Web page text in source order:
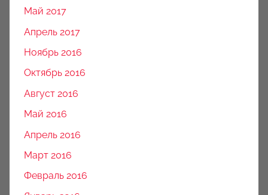
Май 2017
Апрель 2017
Ноябрь 2016
Октябрь 2016
Август 2016
Май 2016
Апрель 2016
Март 2016
Февраль 2016